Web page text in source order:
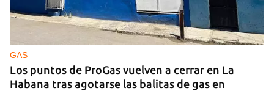
GAS
Los puntos de ProGas vuelven a cerrar en La
Habana tras agotarse las balitas de gas en